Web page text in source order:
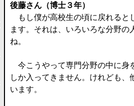
後藤さん（博士３年）
もし僕が高校生の頃に戻れると
ます。それは、いろいろな分野
ね。
今こうやって専門分野の中に身
しか入ってきません。けれども
います。